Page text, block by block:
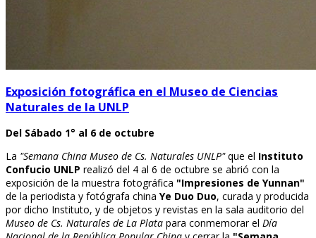
Exposición fotográfica en el Museo de Ciencias
Naturales de la UNLP
Del Sábado 1° al 6 de octubre
La "Semana China Museo de Cs. Naturales UNLP"que el Instituto
Confucio UNLP realizó del 4 al 6 de octubre se abrió con la
exposición de la muestra fotográfica "Impresiones de Yunnan"
de la periodista y fotógrafa china Ye Duo Duo, curada y producida
por dicho Instituto, y de objetos y revistas en la sala auditorio del
Museo de Cs. Naturales de La Plata para conmemorar el Día